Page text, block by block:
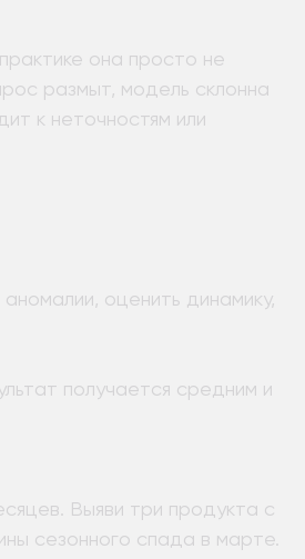
она просто не
размыт, модель склонна
к неточностям или
оценить динамику,
получается средним и
Выяви три продукта с
сезонного спада в марте.